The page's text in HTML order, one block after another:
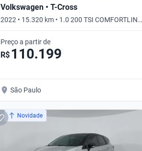
Volkswagen • T-Cross
2022 • 15.320 km • 1.0 200 TSI COMFORTLINE
AUTO • Automático
Preço a partir de
R$ 110.199
São Paulo
Novidade